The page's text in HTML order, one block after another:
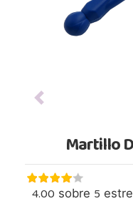
Previous
Martillo
4.00 sobre 5